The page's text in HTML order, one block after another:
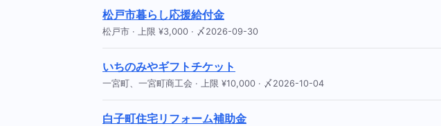
松戸市暮らし応援給付金
松戸市 · 上限 ¥3,000 · 〆2026-09-30
いちのみやギフトチケット
一宮町、一宮町商工会 · 上限 ¥10,000 · 〆2026-10-04
白子町住宅リフォーム補助金